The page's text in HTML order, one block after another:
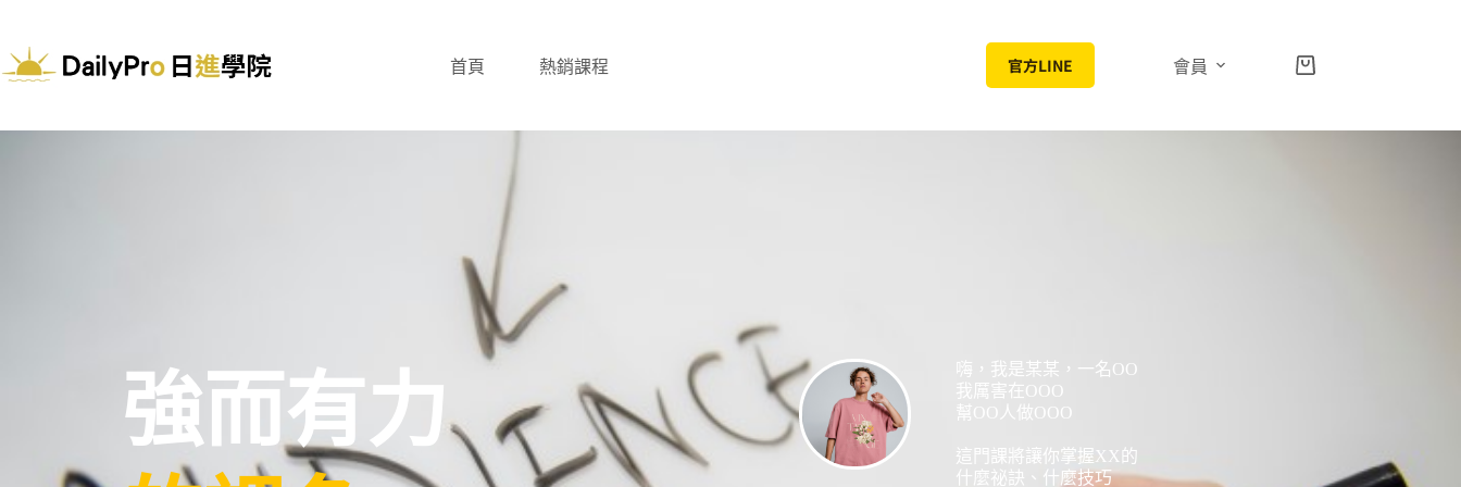
首頁 熱銷課程 官方LINE 會員
強而有力
嗨，我是某某，一名OO
我厲害在OOO
幫OO人做OOO
這門課將讓你掌握XX的
什麼祕訣、什麼技巧